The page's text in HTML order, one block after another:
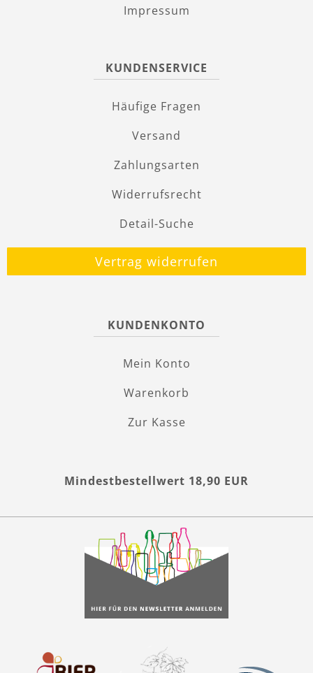
Impressum
KUNDENSERVICE
Häufige Fragen
Versand
Zahlungsarten
Widerrufsrecht
Detail-Suche
Vertrag widerrufen
KUNDENKONTO
Mein Konto
Warenkorb
Zur Kasse
Mindestbestellwert 18,90 EUR